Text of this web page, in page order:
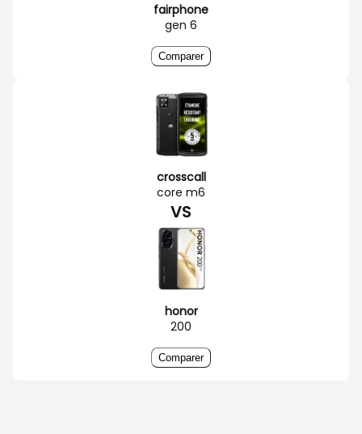
fairphone
gen 6
Comparer
crosscall
core m6
VS
honor
200
Comparer